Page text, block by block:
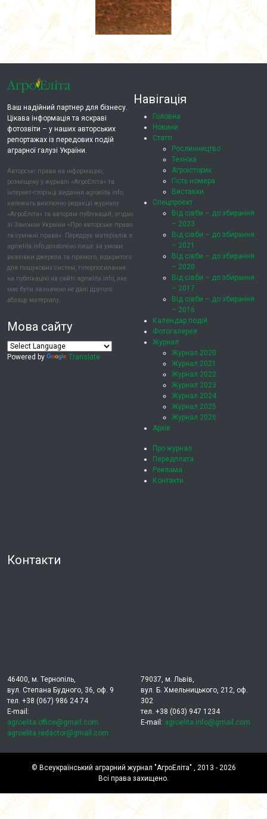
Ваш надійний партнер для бізнесу.
Цікава інформація та яскраві
фотозвіти – у наших авторських
репортажах із передових подій
аграрної галузі України.
Авторські права на інформацію,
розміщену у журналі «АгроЕліта» та
інтернет-сторінці видання agroelita.info,
належать виключно редакції журналу
«АгроЕліта» та авторам публікацій, згідно
зі Законом України «Про авторське право
та суміжні права». Передрук матеріалів з
agroelita.info дозволено лише за умови
вказівки джерела та прямого, відкритого
для пошукових систем, гіперпосилання
на публікацію на сайті agroelita.info, яке
має бути зазначено не далі другого
абзацу матеріалу.
Мова сайту
Powered by Translate
Навігація
Головна
Новини
Статті
Рослинництво
Техніка
Агроісторик
Гість номера
Виставки
Спецпроєкт
Від сівби – до збирання
– 2023
Від сівби – до збирання
– 2021
Від сівби – до збирання
– 2020
Від сівби – до збирання
– 2017
Від сівби – до збирання
– 2016
Календар подій
Фотогалерея
Журнал
Журнал 2020
Журнал 2021
Журнал 2022
Журнал 2023
Журнал 2024
Журнал 2025
Журнал 2026
Архів
Про журнал
Передплата
Реклама
Контакти
Контакти
46400, м. Тернопіль,
вул. Степана Будного, 36, оф. 9
тел. +38 (067) 986 24 74
E-mail:
agroelita.office@gmail.com
agroelita.redactor@gmail.com
79037, м. Львів,
вул. Б. Хмельницького, 212, оф.
302
тел. +38 (063) 947 1234
E-mail: agroelita.info@gmail.com
© Всеукраїнський аграрний журнал "АгроЕліта" , 2013 - 2026
Всі права захищено.